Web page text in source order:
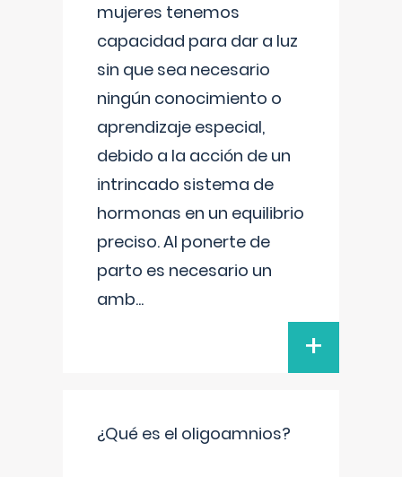
mujeres tenemos
capacidad para dar a luz
sin que sea necesario
ningún conocimiento o
aprendizaje especial,
debido a la acción de un
intrincado sistema de
hormonas en un equilibrio
preciso. Al ponerte de
parto es necesario un
amb...
+
¿Qué es el oligoamnios?